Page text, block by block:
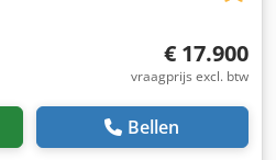
€ 17.900
vraagprijs excl. btw
Bellen